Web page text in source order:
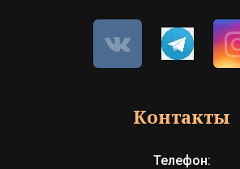
Контакты
Телефон: